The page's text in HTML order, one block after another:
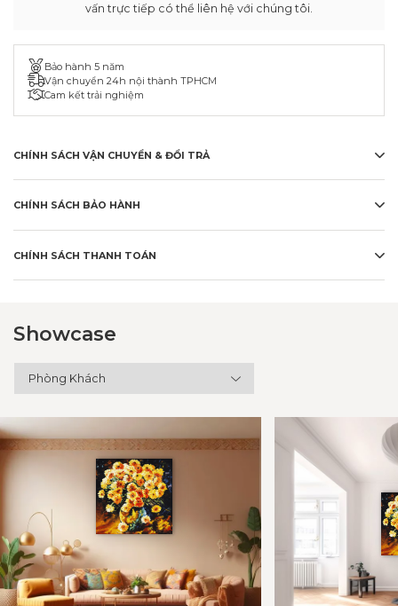
vấn trực tiếp có thể liên hệ với chúng tôi.
Bảo hành 5 năm
Vận chuyển 24h nội thành TPHCM
Cam kết trải nghiệm
CHÍNH SÁCH VẬN CHUYỂN & ĐỔI TRẢ
CHÍNH SÁCH BẢO HÀNH
CHÍNH SÁCH THANH TOÁN
Showcase